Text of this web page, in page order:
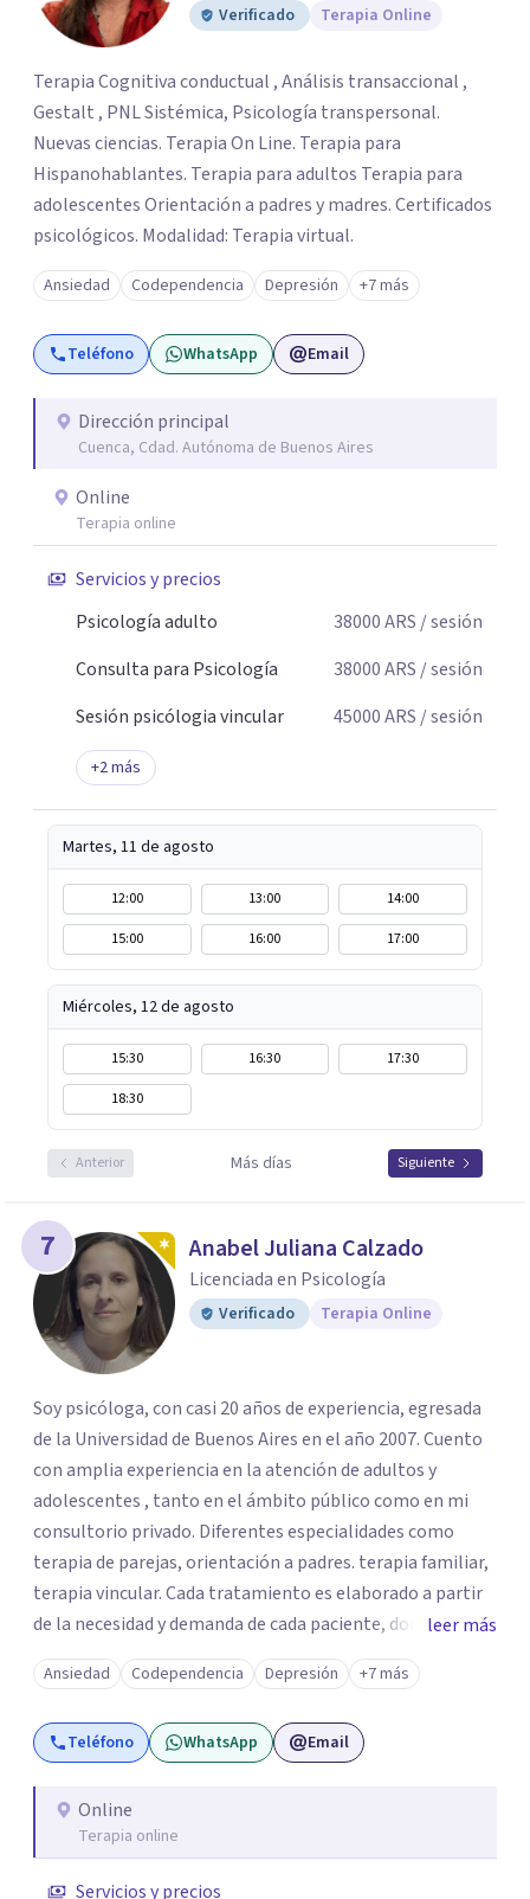
Verificado
Terapia Online
Terapia Cognitiva conductual , Análisis transaccional ,
Gestalt , PNL Sistémica, Psicología transpersonal.
Nuevas ciencias. Terapia On Line. Terapia para
Hispanohablantes. Terapia para adultos Terapia para
adolescentes Orientación a padres y madres. Certificados
psicológicos. Modalidad: Terapia virtual.
Ansiedad Codependencia Depresión +7 más
Teléfono WhatsApp Email
Dirección principal
Cuenca, Cdad. Autónoma de Buenos Aires
Online
Terapia online
Servicios y precios
Psicología adulto
38000ARS / sesión
Consulta para Psicología
38000ARS / sesión
Sesión psicólogia vincular
45000ARS / sesión
+2más
Martes, 11 de agosto
12:00 13:00
14:00
15:00
16:00 17:00
Miércoles, 12 de agosto
15:30 16:30
17:30
18:30
Anterior Más días Siguiente
7 Anabel Juliana Calzado
Licenciada en Psicología
Verificado Terapia Online
Soy psicóloga, con casi 20 años de experiencia, egresada
de la Universidad de Buenos Aires en el año 2007. Cuento
con amplia experiencia en la atención de adultos y
adolescentes , tanto en el ámbito público como en mi
consultorio privado. Diferentes especialidades como
terapia de parejas, orientación a padres. terapia familiar,
terapia vincular. Cada tratamiento es elaborado a partir
de la necesidad y demanda de cada paciente, donde
ambos vamos ejercer un papel activo en la orientación de
la terapia. Para ello utilizo recursos técnicos amplios y
flexibles, adaptados al momento y problemática de cada
persona.
leer más
Ansiedad Codependencia Depresión +7 más
Teléfono WhatsApp Email
Online
Terapia online
Servicios y precios